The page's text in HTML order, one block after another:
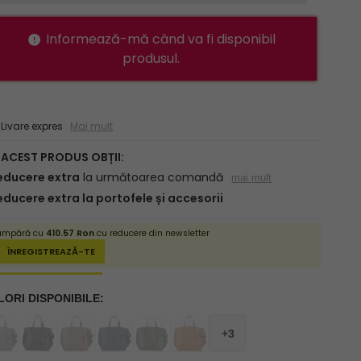
Informează-mă când va fi disponibil
produsul.
expres Mai mult